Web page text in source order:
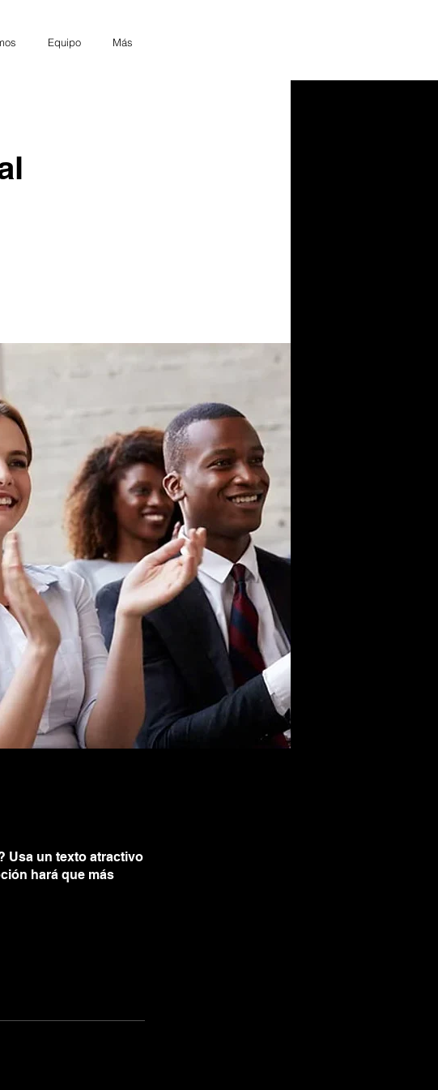
Equipo Más
Usa un texto atractivo
hará que más